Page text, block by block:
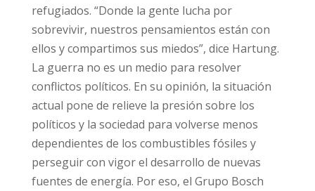
refugiados. “Donde la gente lucha por
sobrevivir, nuestros pensamientos están con
ellos y compartimos sus miedos”, dice Hartung.
La guerra no es un medio para resolver
conflictos políticos. En su opinión, la situación
actual pone de relieve la presión sobre los
políticos y la sociedad para volverse menos
dependientes de los combustibles fósiles y
perseguir con vigor el desarrollo de nuevas
fuentes de energía. Por eso, el Grupo Bosch